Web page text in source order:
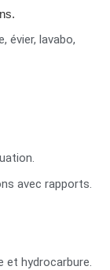
évier, lavabo,
avec rapports.
et hydrocarbure.